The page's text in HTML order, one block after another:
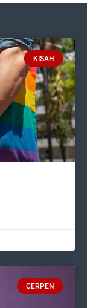
KISAH
CERPEN